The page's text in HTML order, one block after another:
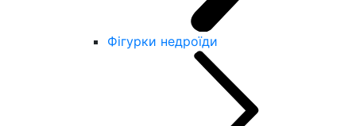
Фігурки недроїди